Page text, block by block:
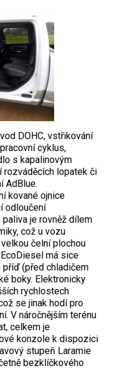
DOHC, vstřikování
cyklus,
s kapalinovým
rozváděcích lopatek či
AdBlue.
kované ojnice
odloučení
je rovněž dílem
což u vozu
čelní plochou
má sice
(před chladičem
boky. Elektronicky
rychlostech
se jinak hodí pro
V náročnějším terénu
celkem je
konzole k dispozici
stupeň Laramie
bezklíčkového